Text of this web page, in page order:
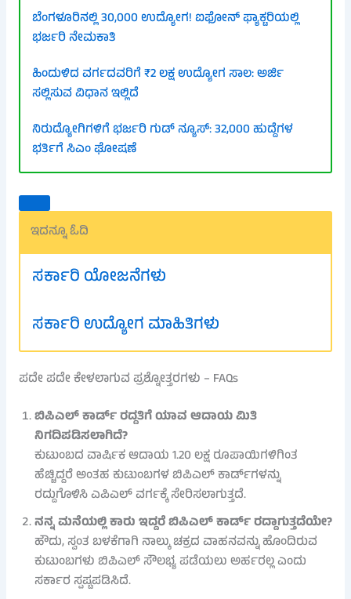
ಬೆಂಗಳೂರಿನಲ್ಲಿ 30,000 ಉದ್ಯೋಗ! ಐಫೋನ್ ಫ್ಯಾಕ್ಟರಿಯಲ್ಲಿ
ಭರ್ಜರಿ ನೇಮಕಾತಿ
ಹಿಂದುಳಿದ ವರ್ಗದವರಿಗೆ ₹2 ಲಕ್ಷ ಉದ್ಯೋಗ ಸಾಲ: ಅರ್ಜಿ
ಸಲ್ಲಿಸುವ ವಿಧಾನ ಇಲ್ಲಿದೆ
ನಿರುದ್ಯೋಗಿಗಳಿಗೆ ಭರ್ಜರಿ ಗುಡ್ ನ್ಯೂಸ್: 32,000 ಹುದ್ದೆಗಳ
ಭರ್ತಿಗೆ ಸಿಎಂ ಘೋಷಣೆ
ಇದನ್ನೂ ಓದಿ
ಸರ್ಕಾರಿ ಯೋಜನೆಗಳು
ಸರ್ಕಾರಿ ಉದ್ಯೋಗ ಮಾಹಿತಿಗಳು
ಪದೇ ಪದೇ ಕೇಳಲಾಗುವ ಪ್ರಶ್ನೋತ್ತರಗಳು – FAQs
ಬಿಪಿಎಲ್ ಕಾರ್ಡ್ ರದ್ದತಿಗೆ ಯಾವ ಆದಾಯ ಮಿತಿ
ನಿಗದಿಪಡಿಸಲಾಗಿದೆ?
ಕುಟುಂಬದ ವಾರ್ಷಿಕ ಆದಾಯ 1.20 ಲಕ್ಷ ರೂಪಾಯಿಗಳಿಗಿಂತ
ಹೆಚ್ಚಿದ್ದರೆ ಅಂತಹ ಕುಟುಂಬಗಳ ಬಿಪಿಎಲ್ ಕಾರ್ಡ್‌ಗಳನ್ನು
ರದ್ದುಗೊಳಿಸಿ ಎಪಿಎಲ್ ವರ್ಗಕ್ಕೆ ಸೇರಿಸಲಾಗುತ್ತದೆ.
ನನ್ನ ಮನೆಯಲ್ಲಿ ಕಾರು ಇದ್ದರೆ ಬಿಪಿಎಲ್ ಕಾರ್ಡ್ ರದ್ದಾಗುತ್ತದೆಯೇ?
ಹೌದು, ಸ್ವಂತ ಬಳಕೆಗಾಗಿ ನಾಲ್ಕು ಚಕ್ರದ ವಾಹನವನ್ನು ಹೊಂದಿರುವ
ಕುಟುಂಬಗಳು ಬಿಪಿಎಲ್ ಸೌಲಭ್ಯ ಪಡೆಯಲು ಅರ್ಹರಲ್ಲ ಎಂದು
ಸರ್ಕಾರ ಸ್ಪಷ್ಟಪಡಿಸಿದೆ.